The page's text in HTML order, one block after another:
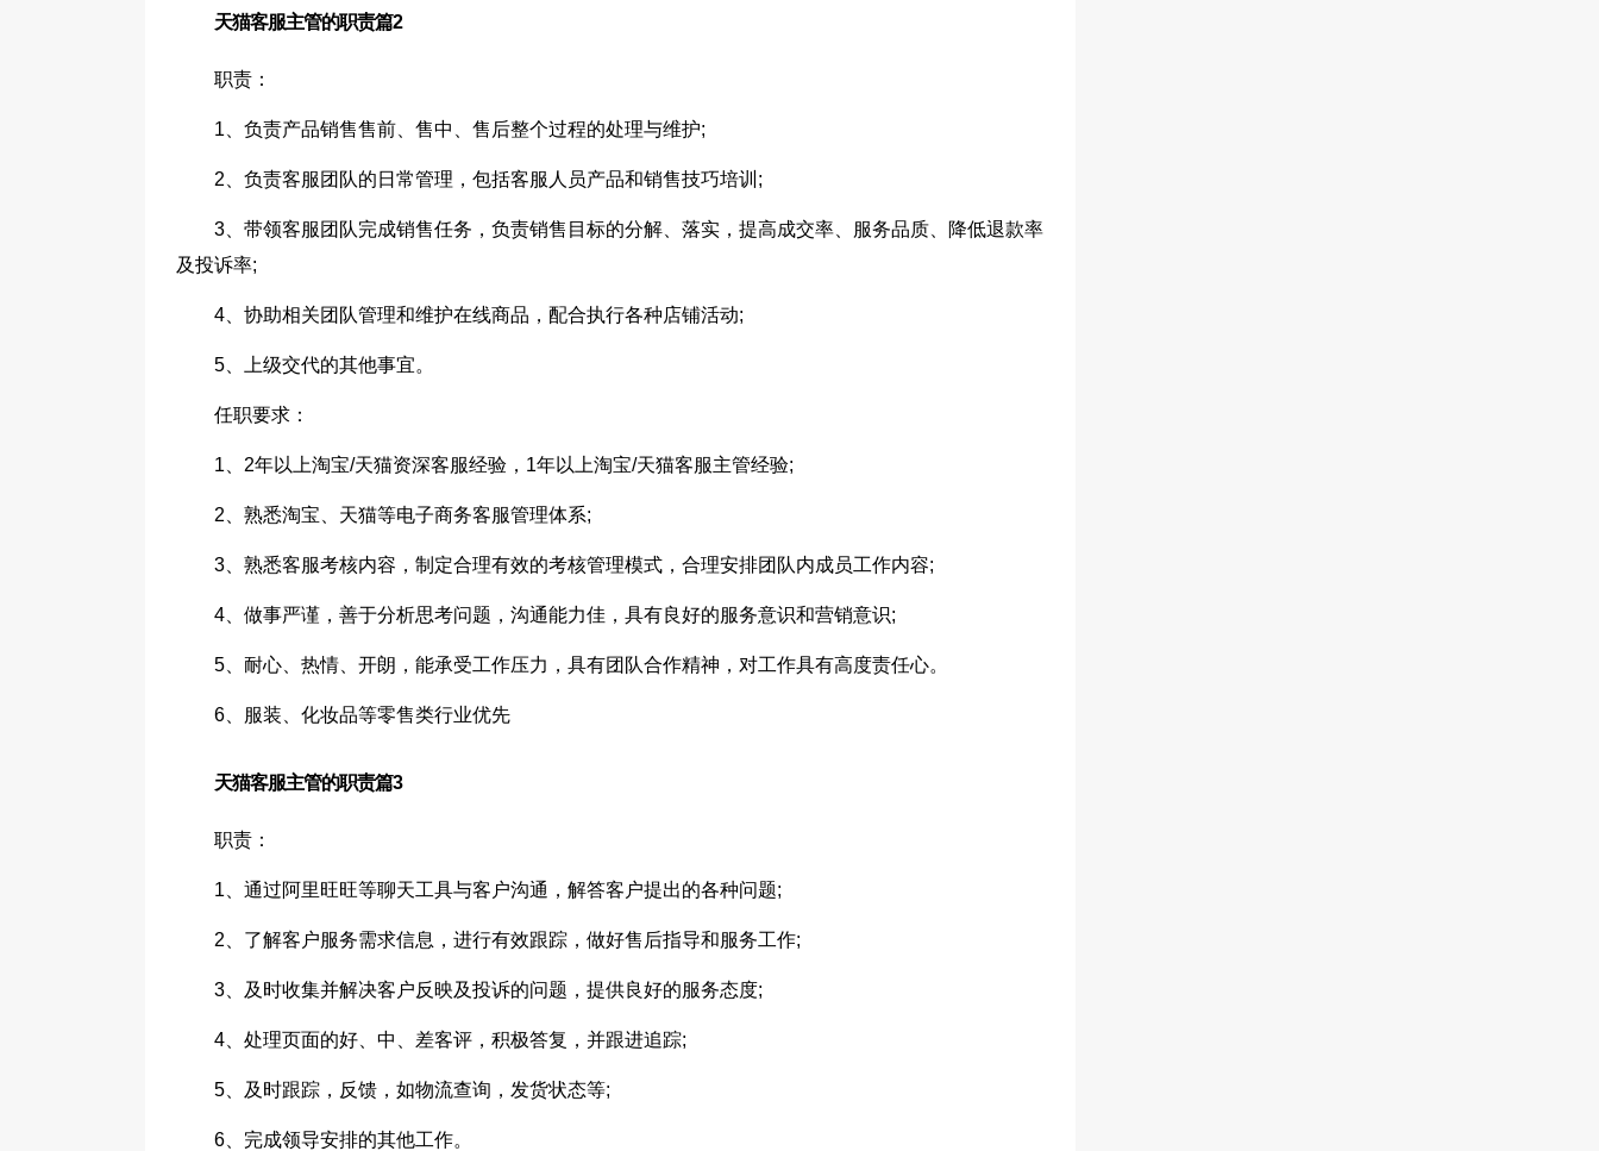
天猫客服主管的职责篇2
职责：
1、负责产品销售售前、售中、售后整个过程的处理与维护;
2、负责客服团队的日常管理，包括客服人员产品和销售技巧培训;
3、带领客服团队完成销售任务，负责销售目标的分解、落实，提高成交率、服务品质、降低退款率
及投诉率;
4、协助相关团队管理和维护在线商品，配合执行各种店铺活动;
5、上级交代的其他事宜。
任职要求：
1、2年以上淘宝/天猫资深客服经验，1年以上淘宝/天猫客服主管经验;
2、熟悉淘宝、天猫等电子商务客服管理体系;
3、熟悉客服考核内容，制定合理有效的考核管理模式，合理安排团队内成员工作内容;
4、做事严谨，善于分析思考问题，沟通能力佳，具有良好的服务意识和营销意识;
5、耐心、热情、开朗，能承受工作压力，具有团队合作精神，对工作具有高度责任心。
6、服装、化妆品等零售类行业优先
天猫客服主管的职责篇3
职责：
1、通过阿里旺旺等聊天工具与客户沟通，解答客户提出的各种问题;
2、了解客户服务需求信息，进行有效跟踪，做好售后指导和服务工作;
3、及时收集并解决客户反映及投诉的问题，提供良好的服务态度;
4、处理页面的好、中、差客评，积极答复，并跟进追踪;
5、及时跟踪，反馈，如物流查询，发货状态等;
6、完成领导安排的其他工作。